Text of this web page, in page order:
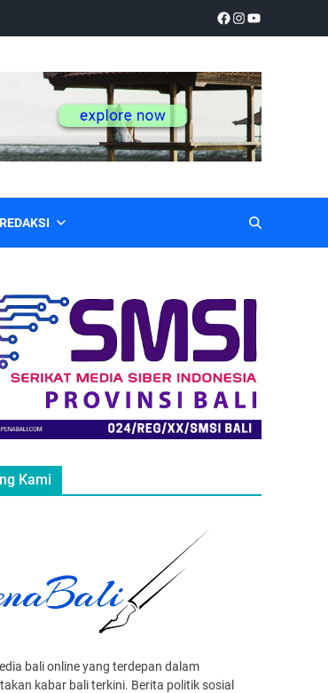
REDAKSI
Kami
bali online yang terdepan dalam
kabar bali terkini. Berita politik sosial